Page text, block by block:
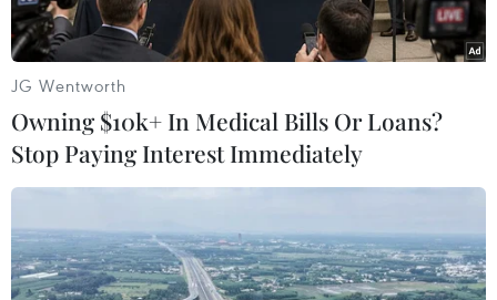
TIN LIÊN QUAN
JG Wentworth
Owning $10k+ In Medical Bills Or Loans?
Stop Paying Interest Immediately